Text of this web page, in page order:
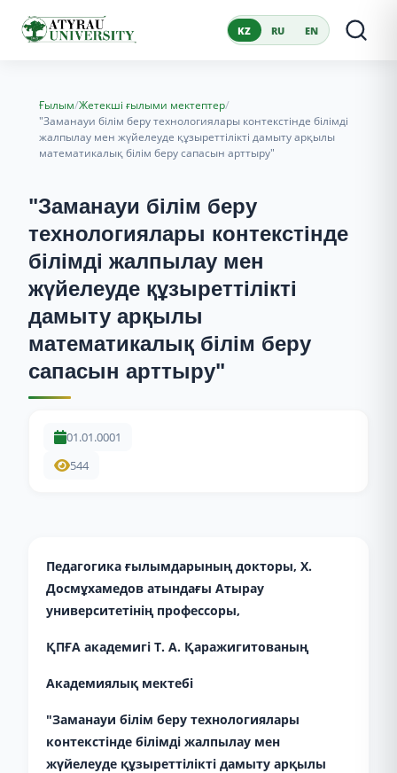
KZ RU EN
Ғылым/Жетекші ғылыми мектептер/
"Заманауи білім беру технологиялары контекстінде білімді
жалпылау мен жүйелеуде құзыреттілікті дамыту арқылы
математикалық білім беру сапасын арттыру"
"Заманауи білім беру
технологиялары контекстінде
білімді жалпылау мен
жүйелеуде құзыреттілікті
дамыту арқылы
математикалық білім беру
сапасын арттыру"
01.01.0001
544
Педагогика ғылымдарының докторы, Х.
Досмұхамедов атындағы Атырау
университетінің профессоры,
ҚПҒА академигі Т. А. Қаражигитованың
Академиялық мектебі
"Заманауи білім беру технологиялары
контекстінде білімді жалпылау мен
жүйелеуде құзыреттілікті дамыту арқылы